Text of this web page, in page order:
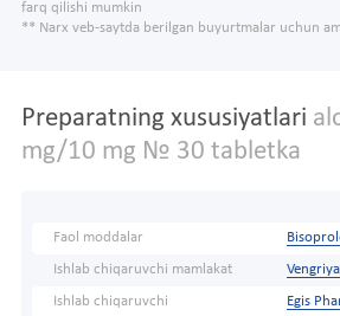
farq qilishi mumkin
** Narx veb-saytda berilgan buyurtmalar uchun
Preparatning xususiyatlari
mg/10 mg № 30 tabletka
Faol moddalar
Ishlab chiqaruvchi mamlakat Vengriya
Ishlab chiqaruvchi Egis